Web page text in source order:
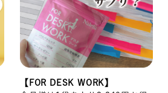
【FOR DESK WORK】